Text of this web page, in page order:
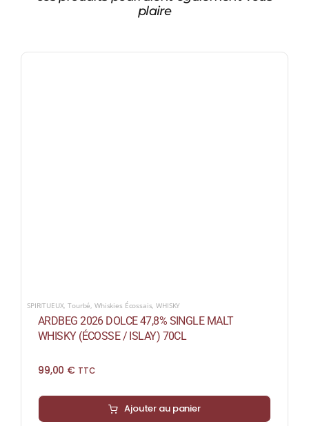
plaire
SPIRITUEUX,Tourbé, Whiskies Écossais,WHISKY
ARDBEG 2026 DOLCE 47,8% SINGLE MALT
WHISKY (ÉCOSSE / ISLAY) 70CL
99,00 € TTC
Ajouter au panier